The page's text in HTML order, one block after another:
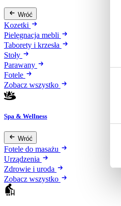
Wróć
Kozetki
Pielęgnacja mebli
Taborety i krzesła
Stoły
Parawany
Fotele
Zobacz wszystko
Spa & Wellness
Wróć
Fotele do masażu
Urządzenia
Zdrowie i uroda
Zobacz wszystko